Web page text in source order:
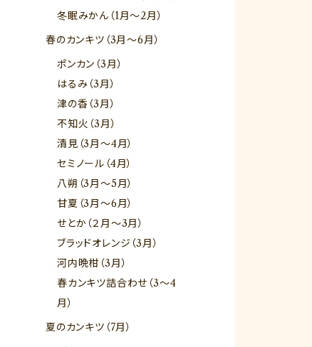
冬眠みかん（1月～2月）
春のカンキツ（3月～6月）
ポンカン（3月）
はるみ（3月）
津の香（3月）
不知火（3月）
清見（3月～4月）
セミノール（4月）
八朔（3月～5月）
甘夏（3月～6月）
せとか（２月～3月）
ブラッドオレンジ（3月）
河内晩柑（3月）
春カンキツ詰合わせ（3～4
月）
夏のカンキツ（7月）